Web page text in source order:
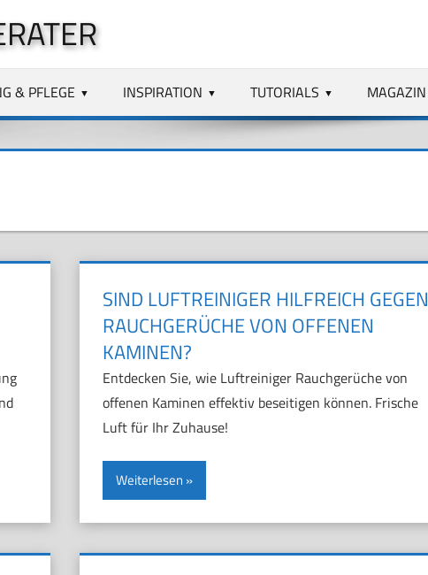
& PFLEGE INSPIRATION TUTORIALS MAGAZIN
SIND LUFTREINIGER HILFREICH GEGEN
RAUCHGERÜCHE VON OFFENEN
KAMINEN?
Entdecken Sie, wie Luftreiniger Rauchgerüche von
offenen Kaminen effektiv beseitigen können. Frische
Luft für Ihr Zuhause!
Weiterlesen